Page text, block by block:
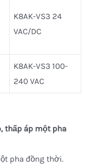
K8AK-VS3 24
VAC/DC
K8AK-VS3 100-
240 VAC
thấp áp một pha
pha đồng thời.